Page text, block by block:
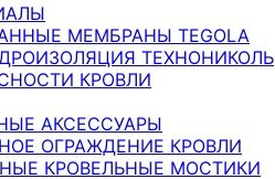
МЕМБРАНЫ TEGOLA
ТЕХНОНИКОЛЬ
КРОВЛИ
АКСЕССУАРЫ
ОГРАЖДЕНИЕ КРОВЛИ
КРОВЕЛЬНЫЕ МОСТИКИ